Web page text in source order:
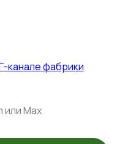
канале фабрики